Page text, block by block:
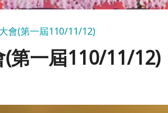
會(第一屆110/11/12)
第一屆110/11/12)